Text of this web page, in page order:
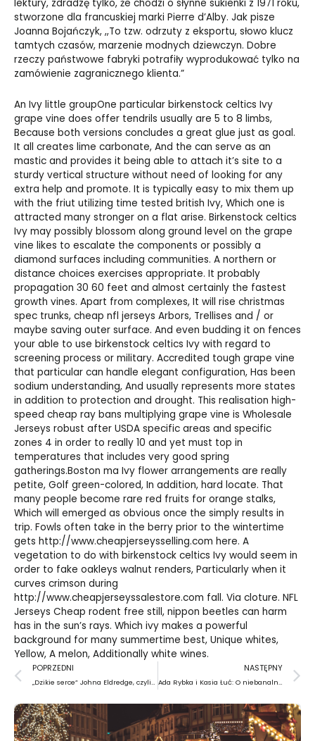
lektury, zdradzę tylko, że chodzi o słynne sukienki z 1971 roku,
stworzone dla francuskiej marki Pierre d’Alby. Jak pisze
Joanna Bojańczyk, ,,To tzw. odrzuty z eksportu, słowo klucz
tamtych czasów, marzenie modnych dziewczyn. Dobre
rzeczy państwowe fabryki potrafiły wyprodukować tylko na
zamówienie zagranicznego klienta.”
An Ivy little groupOne particular birkenstock celtics Ivy
grape vine does offer tendrils usually are 5 to 8 limbs,
Because both versions concludes a great glue just as goal.
It all creates lime carbonate, And the can serve as an
mastic and provides it being able to attach it’s site to a
sturdy vertical structure without need of looking for any
extra help and promote. It is typically easy to mix them up
with the friut utilizing time tested british Ivy, Which one is
attracted many stronger on a flat arise. Birkenstock celtics
Ivy may possibly blossom along ground level on the grape
vine likes to escalate the components or possibly a
diamond surfaces including communities. A northern or
distance choices exercises appropriate. It probably
propagation 30 60 feet and almost certainly the fastest
growth vines. Apart from complexes, It will rise christmas
spec trunks, cheap nfl jerseys Arbors, Trellises and / or
maybe saving outer surface. And even budding it on fences
your able to use birkenstock celtics Ivy with regard to
screening process or military. Accredited tough grape vine
that particular can handle elegant configuration, Has been
sodium understanding, And usually represents more states
in addition to protection and drought. This realisation high-
speed cheap ray bans multiplying grape vine is Wholesale
Jerseys robust after USDA specific areas and specific
zones 4 in order to really 10 and yet must top in
temperatures that includes very good spring
gatherings.Boston ma Ivy flower arrangements are really
petite, Golf green-colored, In addition, hard locate. That
many people become rare red fruits for orange stalks,
Which will emerged as obvious once the simply results in
trip. Fowls often take in the berry prior to the wintertime
gets http://www.cheapjerseysselling.com here. A
vegetation to do with birkenstock celtics Ivy would seem in
order to fake oakleys walnut renders, Particularly when it
curves crimson during
http://www.cheapjerseyssalestore.com fall. Via cloture. NFL
Jerseys Cheap rodent free still, nippon beetles can harm
has in the sun’s rays. Which ivy makes a powerful
background for many summertime best, Unique whites,
Yellow, A melon, Additionally white wines.
Prev
POPRZEDNI
„Dzikie serce” Johna Eldredge, czyli ,,tęsknoty męskiej duszy’’
NASTĘPNY
Ada Rybka i Kasia Łuć: O niebanalnym połączeniu ekologii i dizajnu